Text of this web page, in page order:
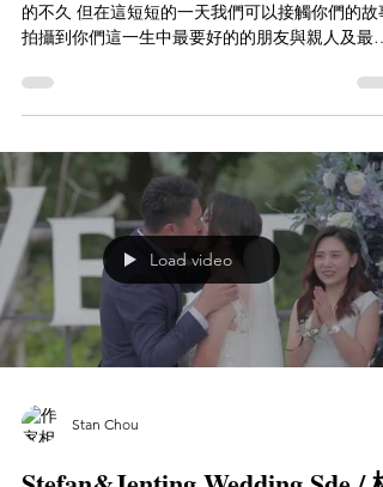
的不久 但在這短短的一天我們可以接觸你們的故事
拍攝到你們這一生中最要好的的朋友與親人及最美
大 ，你辛苦了。 還有很多心理的話 剪輯的時候真
會讓人進入到他們的故事裡...
Load video
Stan Chou